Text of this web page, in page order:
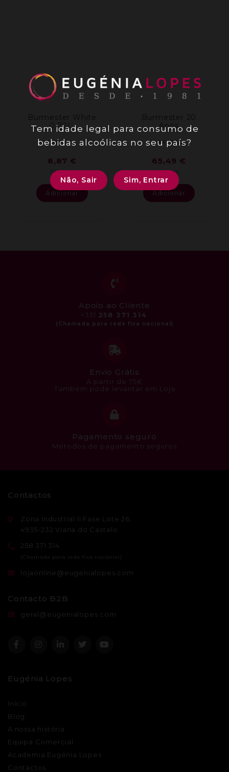
Burmester White
0,70L.
REF: 1412
8,87 €
IVA inc.
Adicionar
Burmester 20
Anos
REF: 0641
65,49 €
IVA inc.
Adicionar
Apoio ao Cliente
+351 258 371 314
Envio Grátis
A partir de 75€
Também pode levantar em Loja
Pagamento seguro
Métodos de pagamento seguros
Contactos
Zona Industrial II Fase Lote 26,
4935-232 Viana do Castelo
258 371 314
lojaonline@eugenialopes.com
Contacto B2B
geral@eugenialopes.com
Eugénia Lopes
Início
Blog
A nossa história
Equipa Comercial
Academia Eugénia Lopes
Contactos
Tem idade legal para consumo de
bebidas alcoólicas no seu país?
Não, Sair Sim, Entrar